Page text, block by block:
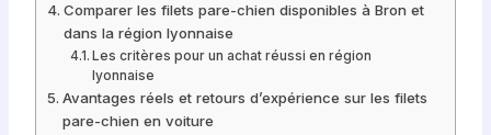
Comparer les filets pare-chien disponibles à Bron et
dans la région lyonnaise
Les critères pour un achat réussi en région
lyonnaise
Avantages réels et retours d’expérience sur les filets
pare-chien en voiture